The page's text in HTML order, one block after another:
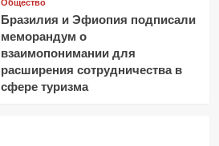
Общество
Бразилия и Эфиопия подписали
меморандум о
взаимопонимании для
расширения сотрудничества в
сфере туризма